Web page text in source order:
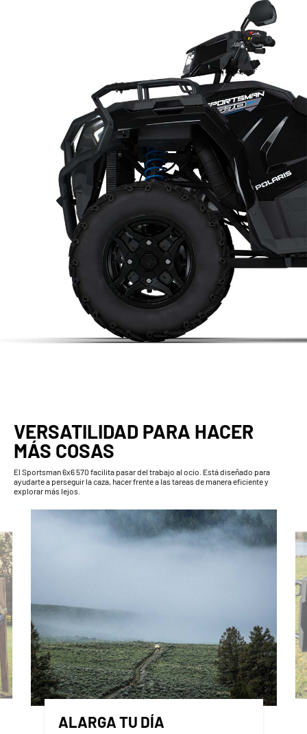
VERSATILIDAD PARA HACER
MÁS COSAS
El Sportsman 6x6 570 facilita pasar del trabajo al ocio. Está diseñado para
ayudarte a perseguir la caza, hacer frente a las tareas de manera eficiente y
explorar más lejos.
ALARGA TU DÍA